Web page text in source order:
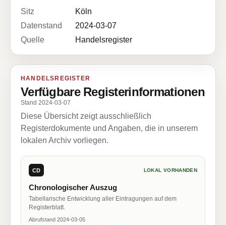
Sitz
Köln
Datenstand
2024-03-07
Quelle
Handelsregister
HANDELSREGISTER
Verfügbare Registerinformationen
Stand 2024-03-07
Diese Übersicht zeigt ausschließlich
Registerdokumente und Angaben, die in unserem
lokalen Archiv vorliegen.
CD LOKAL VORHANDEN
Chronologischer Auszug
Tabellarische Entwicklung aller Eintragungen auf dem
Registerblatt.
Abrufstand 2024-03-05